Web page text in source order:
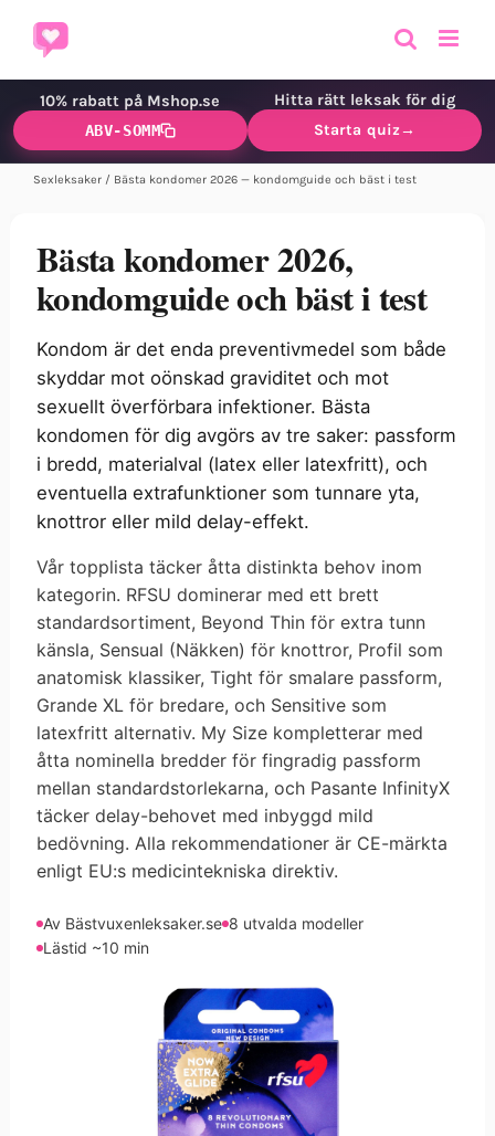
innehållet
10% rabatt på Mshop.se
ABV-SOMM
Hitta rätt leksak för dig
Starta quiz→
Sexleksaker/ Bästa kondomer 2026 — kondomguide och bäst i test
Bästa kondomer 2026,
kondomguide och bäst i test
Kondom är det enda preventivmedel som både
skyddar mot oönskad graviditet och mot
sexuellt överförbara infektioner. Bästa
kondomen för dig avgörs av tre saker: passform
i bredd, materialval (latex eller latexfritt), och
eventuella extrafunktioner som tunnare yta,
knottror eller mild delay-effekt.
Vår topplista täcker åtta distinkta behov inom
kategorin. RFSU dominerar med ett brett
standardsortiment, Beyond Thin för extra tunn
känsla, Sensual (Näkken) för knottror, Profil som
anatomisk klassiker, Tight för smalare passform,
Grande XL för bredare, och Sensitive som
latexfritt alternativ. My Size kompletterar med
åtta nominella bredder för fingradig passform
mellan standardstorlekarna, och Pasante InfinityX
täcker delay-behovet med inbyggd mild
bedövning. Alla rekommendationer är CE-märkta
enligt EU:s medicintekniska direktiv.
Av Bästvuxenleksaker.se 8 utvalda modeller
Lästid ~10 min